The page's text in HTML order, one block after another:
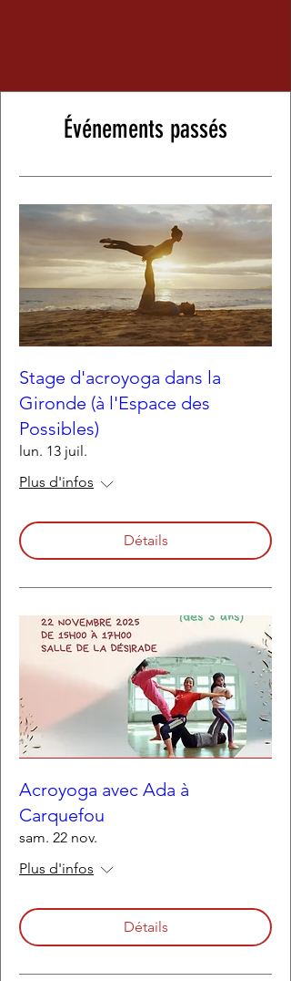
Événements passés
Stage d'acroyoga dans la
Gironde (à l'Espace des
Possibles)
lun. 13 juil.
Plus d'infos
Détails
Acroyoga avec Ada à
Carquefou
sam. 22 nov.
Plus d'infos
Détails